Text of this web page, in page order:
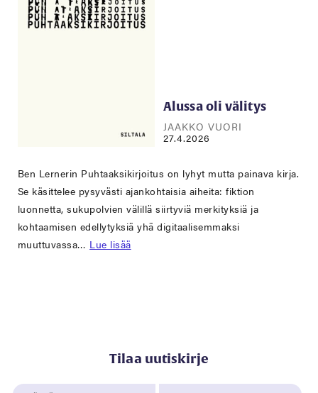
Alussa oli välitys
JAAKKO VUORI
27.4.2026
Ben Lernerin Puhtaaksikirjoitus on lyhyt mutta painava kirja.
Se käsittelee pysyvästi ajankohtaisia aiheita: fiktion
luonnetta, sukupolvien välillä siirtyviä merkityksiä ja
kohtaamisen edellytyksiä yhä digitaalisemmaksi
muuttuvassa… Lue lisää
Tilaa uutiskirje